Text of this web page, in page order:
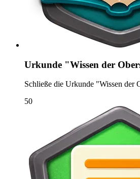
Urkunde "Wissen der
Schließe die Urkunde "Wissen der
50